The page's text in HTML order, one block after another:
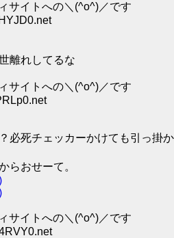
サイトへの＼(^o^)／です
離れしてるな
サイトへの＼(^o^)／です
必死チェッカーかけても引っ掛か
らおせーて。
サイトへの＼(^o^)／です